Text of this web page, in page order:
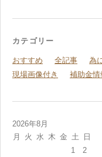
カテゴリー
おすすめ 全記事
為
現場画像付き
補助金情
2026年8月
月
火 水 木 金 土
日
1
2